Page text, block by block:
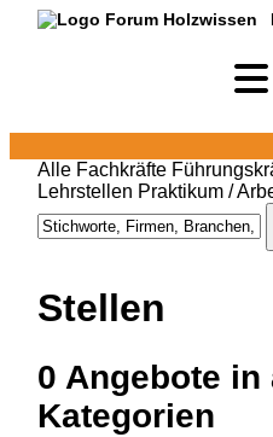
Alle Fachkräfte
Lehrstellen Praktikum /
Stellen
0 Angebote in
Kategorien